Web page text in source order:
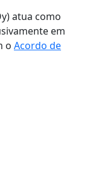
atua como
em
o Acordo de